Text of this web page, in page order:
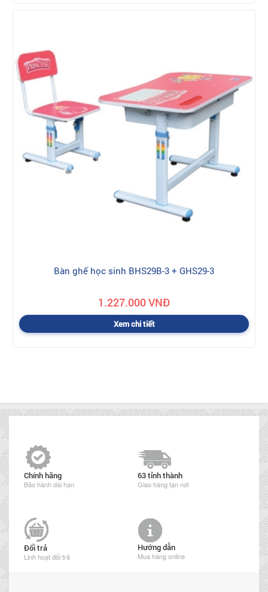
Bàn ghế học sinh BHS29B-3 + GHS29-3
1.227.000 VNĐ
Xem chi tiết
Chính hãng
Bảo hành dài hạn
63 tỉnh thành
Giao hàng tận nơi
Đổi trả
Linh hoạt đổi trả
Hướng dẫn
Mua hàng online